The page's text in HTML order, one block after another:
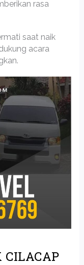
rasa
saat naik
acara
CILACAP